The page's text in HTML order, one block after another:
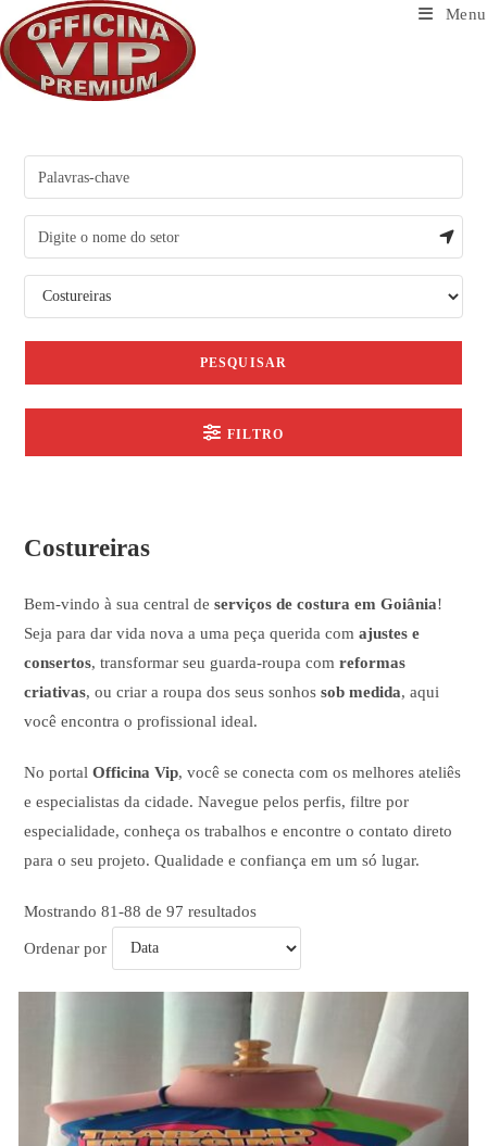
para
o
conteúdo
Menu
PESQUISAR
FILTRO
Costureiras
Bem-vindo à sua central deserviços de costura em Goiânia!
Seja para dar vida nova a uma peça querida comajustes e
consertos, transformar seu guarda-roupa comreformas
criativas, ou criar a roupa dos seus sonhossob medida, aqui
você encontra o profissional ideal.
No portalOfficina Vip, você se conecta com os melhores ateliês
e especialistas da cidade. Navegue pelos perfis, filtre por
especialidade, conheça os trabalhos e encontre o contato direto
para o seu projeto. Qualidade e confiança em um só lugar.
Mostrando 81-88 de 97 resultados
Ordenar por